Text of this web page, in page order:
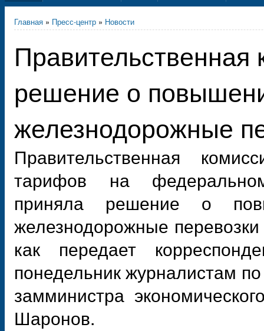
Главная » Пресс-центр » Новости
Правительственная
решение о
железнодорожные
Правительственная
тарифов на
приняла решение о
железнодорожные
как передает
понедельник журналистам
замминистра
Шаронов.